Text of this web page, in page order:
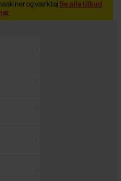
og værktøj Se alle tilbud
her